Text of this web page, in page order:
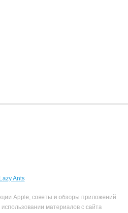
Lazy Ants
Apple, советы и обзоры приложений
материалов с сайта